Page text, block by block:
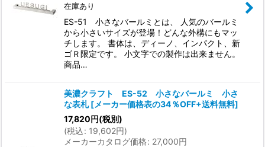
在庫あり
ES-51 小さなバールミとは、 人気のバールミ
から小さいサイズが登場！どんな外構にもマッ
チします。 書体は、ディーノ、インパクト、新
ゴＲ限定です。 小文字での製作は出来ません。
商品…
美濃クラフト ES-52 小さなバールミ 小さ
な表札 [メーカー価格表の34％OFF+送料無料]
17,820円(税別)
(税込: 19,602円)
メーカーカタログ価格: 27,000円